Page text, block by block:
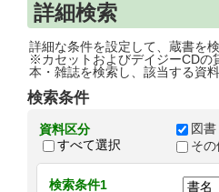
詳細検索
詳細な条件を設定して、蔵書を
※カセットおよびデイジーCDの
本・雑誌を検索し、該当する資
検索条件
資料区分
すべて選択
図
そ
検索条件1